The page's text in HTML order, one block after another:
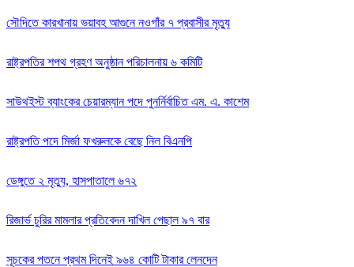
সৌদিতে কারখানায় ভয়াবহ আগুনে নওগাঁর ৭ প্রবাসীর মৃত্যু
রাষ্ট্রপতির শপথ গ্রহণ অনুষ্ঠান পরিচালনায় ৬ কমিটি
সাউথইস্ট ব্যাংকের চেয়ারম্যান পদে পুনর্নির্বাচিত এম. এ. কাশেম
রাষ্ট্রপতি পদে মির্জা ফখরুলকে বেছে নিল বিএনপি
ডেঙ্গুতে ২ মৃত্যু, হাসপাতালে ৬৭২
রিজার্ভ চুরির মামলার প্রতিবেদন দাখিল পেছাল ৯৭ বার
সূচকের পতনে প্রথম দিনেই ৯৬৪ কোটি টাকার লেনদেন